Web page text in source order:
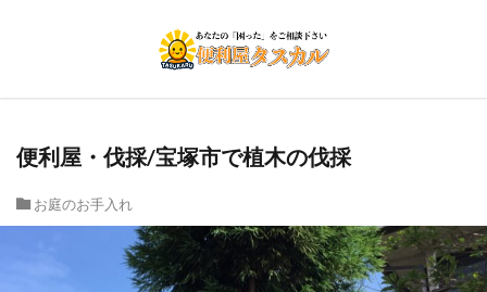
便利屋・伐採/宝塚市で植木の伐採
お庭のお手入れ